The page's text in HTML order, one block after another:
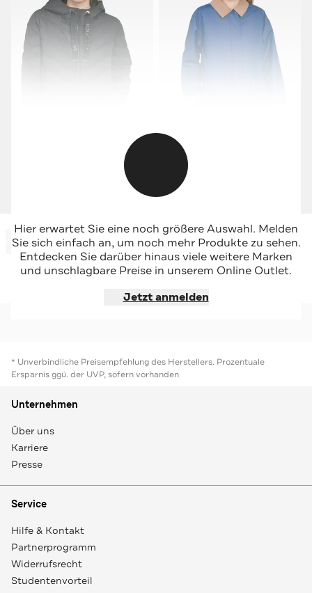
WOOLRICH
Light-Daunenjacke 'Chevron' schwarz
-65%*
Sale
Jetzt shoppen
WOOLRICH
Regenmantel zweifarbig
-70%*
Sale
Jetzt shoppen
Hier erwartet Sie eine noch größere Auswahl. Melden
Sie sich einfach an, um noch mehr Produkte zu sehen.
Entdecken Sie darüber hinaus viele weitere Marken
und unschlagbare Preise in unserem Online Outlet.
Jetzt anmelden
* Unverbindliche Preisempfehlung des Herstellers. Prozentuale
Ersparnis ggü. der UVP, sofern vorhanden
Unternehmen
Über uns
Karriere
Presse
Service
Hilfe & Kontakt
Partnerprogramm
Widerrufsrecht
Studentenvorteil